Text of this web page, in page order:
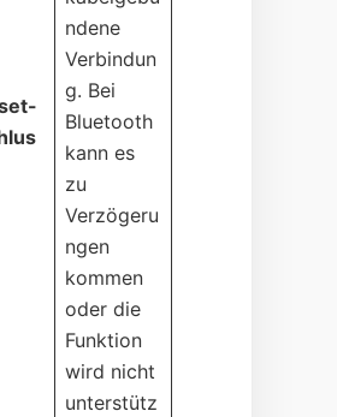
ndene
Verbindun
g. Bei
Bluetooth
kann es
zu
Verzögeru
ngen
kommen
oder die
Funktion
wird nicht
unterstütz